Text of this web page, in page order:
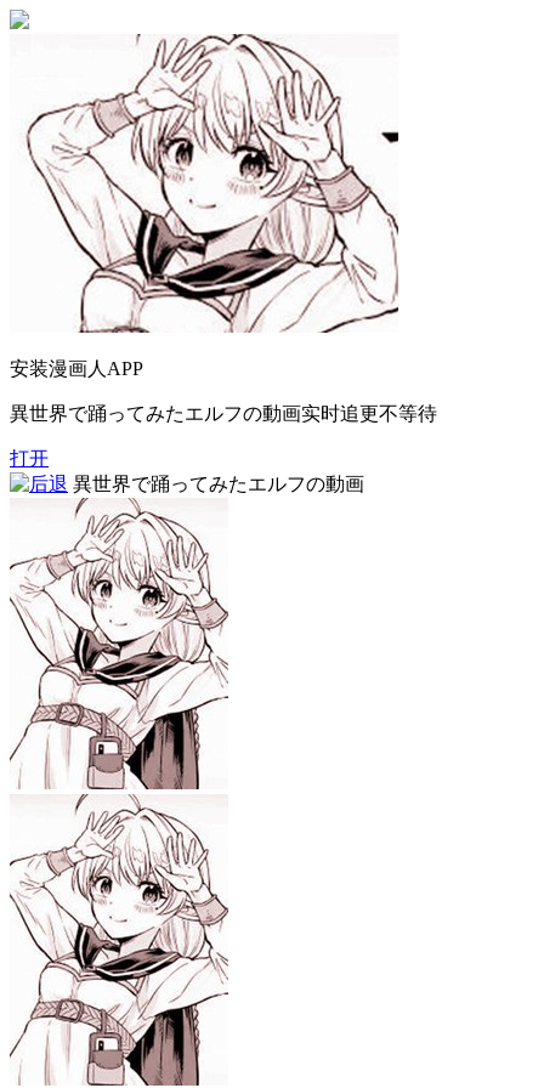
安装漫画人APP
異世界で踊ってみたエルフの動画实时追更不等待
打开
異世界で踊ってみたエルフの動画